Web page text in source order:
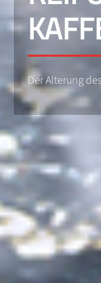
Der Alterung